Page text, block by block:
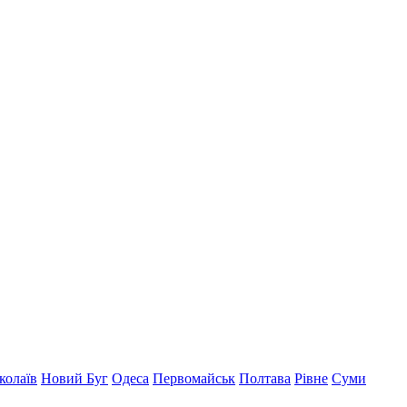
Новий Буг Одеса Первомайськ Полтава Рівне Суми